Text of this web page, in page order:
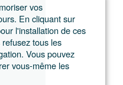
vos
En cliquant sur
l'installation de ces
tous les
Vous pouvez
vous-même les